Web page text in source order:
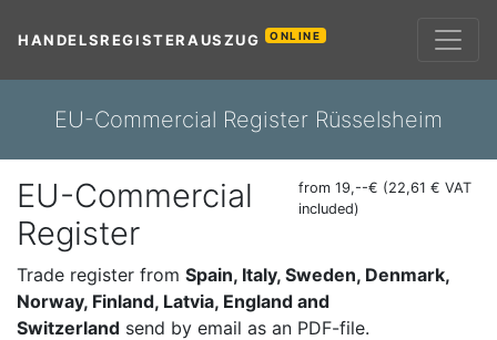
HANDELSREGISTERAUSZUG ONLINE
EU-Commercial Register Rüsselsheim
EU-Commercial
Register
from 19,--€ (22,61 € VAT
included)
Trade register from Spain, Italy, Sweden, Denmark,
Norway, Finland, Latvia, England and
Switzerland send by email as an PDF-file.